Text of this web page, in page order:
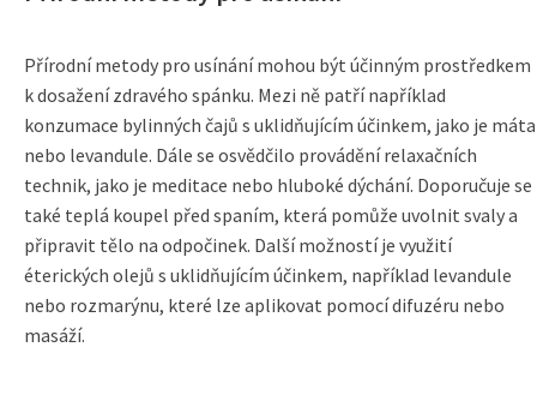
Přírodní metody pro usínání mohou být účinným prostředkem
k dosažení zdravého spánku. Mezi ně patří například
konzumace bylinných čajů s uklidňujícím účinkem, jako je máta
nebo levandule. Dále se osvědčilo provádění relaxačních
technik, jako je meditace nebo hluboké dýchání. Doporučuje se
také teplá koupel před spaním, která pomůže uvolnit svaly a
připravit tělo na odpočinek. Další možností je využití
éterických olejů s uklidňujícím účinkem, například levandule
nebo rozmarýnu, které lze aplikovat pomocí difuzéru nebo
masáží.